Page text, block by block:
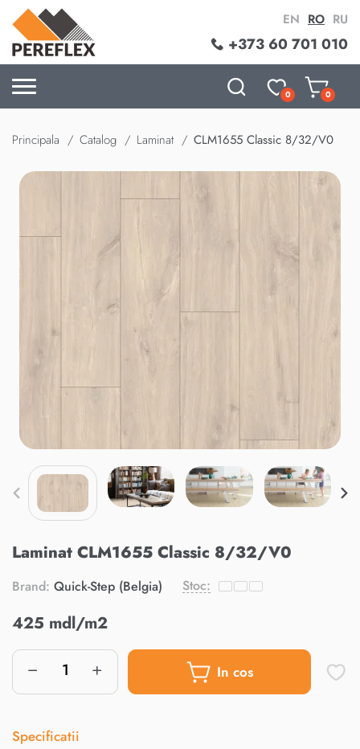
+373 60 701 010
EN RO RU
0 0
Principala Catalog Laminat CLM1655 Classic 8/32/V0
Laminat CLM1655 Classic 8/32/V0
Brand: Quick-Step (Belgia) Stoc:
425 mdl/m2
In cos
Specificatii